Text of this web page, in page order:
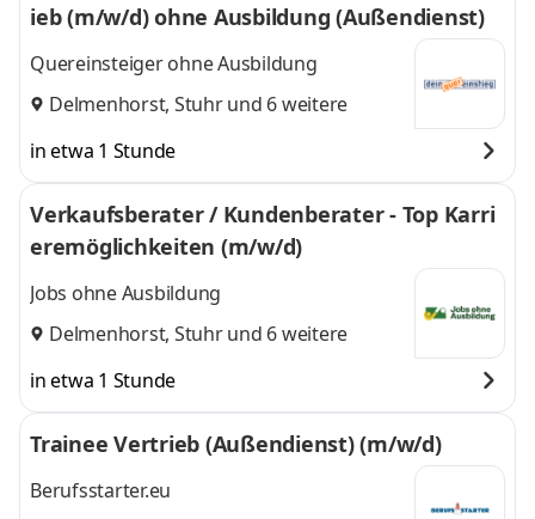
ieb (m/w/d) ohne Ausbildung (Außendienst)
Quereinsteiger ohne Ausbildung
Delmenhorst, Stuhrund 6 weitere
in etwa 1 Stunde
Verkaufsberater / Kundenberater - Top Karri
eremöglichkeiten (m/w/d)
Jobs ohne Ausbildung
Delmenhorst, Stuhrund 6 weitere
in etwa 1 Stunde
Trainee Vertrieb (Außendienst) (m/w/d)
Berufsstarter.eu